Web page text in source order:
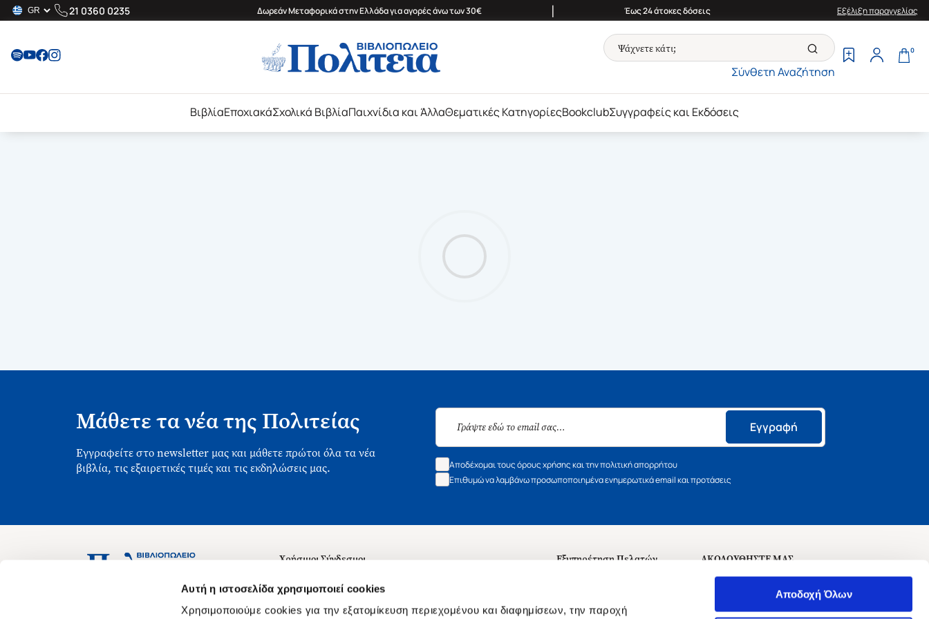
Αυτή η ιστοσελίδα χρησιμοποιεί cookies
Χρησιμοποιούμε cookies για την εξατομίκευση περιεχομένου και διαφημίσεων, την παροχή
Αποδοχή Όλων
21 0360 0235 Δωρεάν Μεταφορικά στην Ελλάδα για αγορές άνω των 30€ | Έως 24 άτοκες δόσεις Εξέλιξη παραγγελίας
Σύνθετη Αναζήτηση
0
ΒιβλίαΕποχιακάΣχολικά ΒιβλίαΠαιχνίδια και ΆλλαΘεματικές ΚατηγορίεςBookclubΣυγγραφείς και Εκδόσεις
Μάθετε τα νέα της Πολιτείας
Εγγραφείτε στο newsletter μας και μάθετε πρώτοι όλα τα νέα
βιβλία, τις εξαιρετικές τιμές και τις εκδηλώσεις μας.
Εγγραφή
Αποδέχομαι τους όρους χρήσης και την πολιτική απορρήτου
Επιθυμώ να λαμβάνω προσωποποιημένα ενημερωτικά email και προτάσεις
Ασκληπιού 1-3, Αθήνα 106 79
Χρήσιμοι Σύνδεσμοι
Σχετικά με εμάς
Θέσεις Εργασίας
Εξυπηρέτηση Πελατών
ΑΚΟΛΟΥΘΗΣΤΕ ΜΑΣ